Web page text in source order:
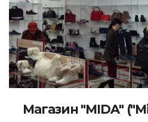
Магазин "MIDA"